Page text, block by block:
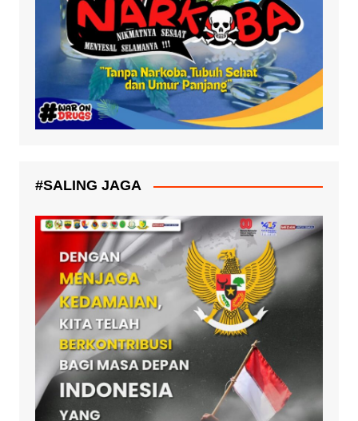
#SALING JAGA